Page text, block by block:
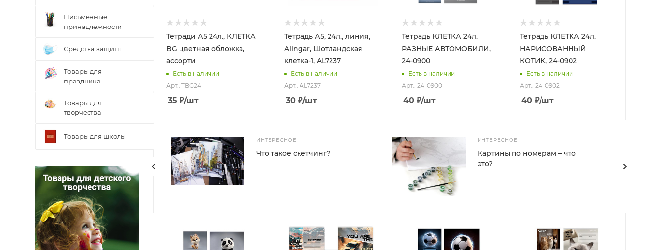
Тетради А5 24л., КЛЕТКА
BG цветная обложка,
ассорти
Есть в наличии
Арт.: TBG24
35 ₽/шт
Тетрадь А5, 24л., линия,
Alingar, Шотландская
клетка-1, AL7237
Есть в наличии
Арт.: AL7237
30₽/шт
Тетрадь КЛЕТКА 24л.
РАЗНЫЕ АВТОМОБИЛИ,
24-0900
Есть в наличии
Арт.: 24-0900
40 ₽/шт
Тетрадь КЛЕТКА 24л.
НАРИСОВАННЫЙ
КОТИК, 24-0902
Есть в наличии
Арт.: 24-0902
40₽/шт
ИНТЕРЕСНОЕ
Что такое скетчинг?
ИНТЕРЕСНОЕ
Картины по номерам – что
это?
Письменные
принадлежности
Средства защиты
Товары для
праздника
Товары для
творчества
Товары для школы